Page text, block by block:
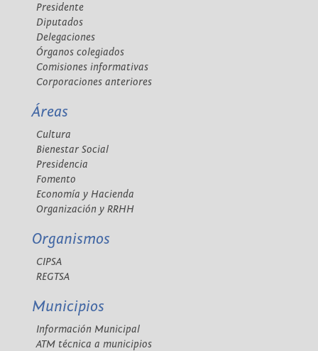
Presidente
Diputados
Delegaciones
Órganos colegiados
Comisiones informativas
Corporaciones anteriores
Áreas
Cultura
Bienestar Social
Presidencia
Fomento
Economía y Hacienda
Organización y RRHH
Organismos
CIPSA
REGTSA
Municipios
Información Municipal
ATM técnica a municipios